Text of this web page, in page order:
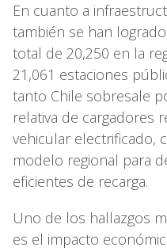
En cuanto a
también se han
total de 20,250 en la
21,061 estaciones
tanto Chile sobresale
relativa de cargadores
vehicular electrificado,
modelo regional para
eficientes de recarga.
Uno de los hallazgos
es el impacto